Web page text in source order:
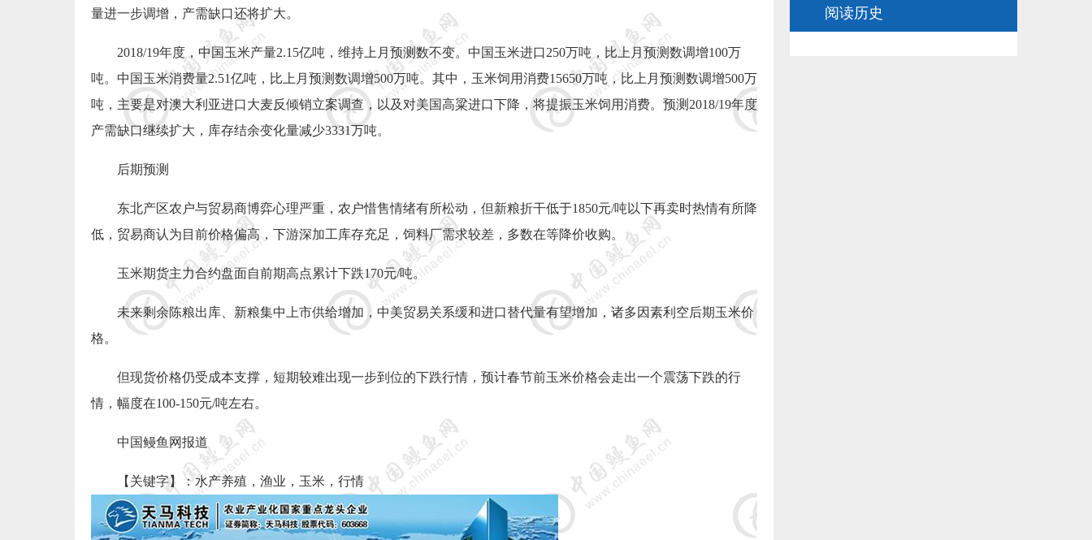
3.长乐 董椿 捐赠20000元:
4.长乐源宏鳗业贸易有限公司(李诗佑)捐赠2万元:
5.福建省星建水产养殖有限公司(陈寿惠)捐赠15000元:
6.福建创源水产养殖有限公司（陈洁如）捐赠1.5万元:
8.连江潘渡乡创新水产养殖场（阙院生）捐赠1万元:
量进一步调增，产需缺口还将扩大。
2018/19年度，中国玉米产量2.15亿吨，维持上月预测数不变。中国玉米进口250万吨，比上月预测数调增100万
吨。中国玉米消费量2.51亿吨，比上月预测数调增500万吨。其中，玉米饲用消费15650万吨，比上月预测数调增500万
吨，主要是对澳大利亚进口大麦反倾销立案调查，以及对美国高粱进口下降，将提振玉米饲用消费。预测 2018/19年度
产需缺口继续扩大，库存结余变化量减少3331万吨。
后期预测
东北产区农户与贸易商博弈心理严重，农户惜售情绪有所松动，但新粮折干低于1850元/吨以下再卖时热情有所降
低，贸易商认为目前价格偏高，下游深加工库存充足，饲料厂需求较差，多数在等降价收购。
玉米期货主力合约盘面自前期高点累计下跌170元/吨。
未来剩余陈粮出库、新粮集中上市供给增加，中美贸易关系缓和进口替代量有望增加，诸多因素利空后期玉米价
格。
但现货价格仍受成本支撑，短期较难出现一步到位的下跌行情，预计春节前玉米价格会走出一个震荡下跌的行
情，幅度在100-150元/吨左右。
中国鳗鱼网报道
【关键字】：水产养殖 ， 渔业 ，玉米，行情
阅读历史